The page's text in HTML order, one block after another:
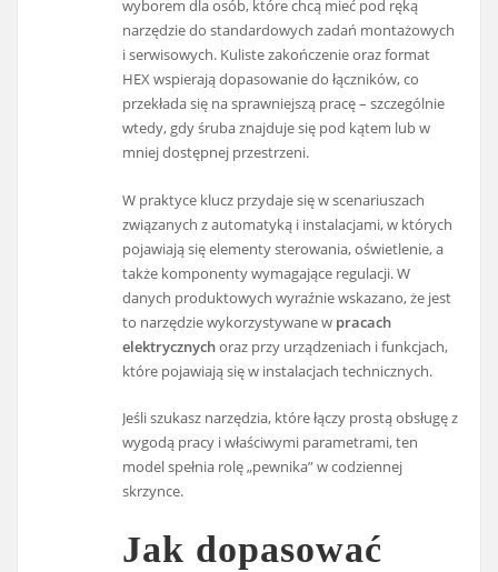
wyborem dla osób, które chcą mieć pod ręką
narzędzie do standardowych zadań montażowych
i serwisowych. Kuliste zakończenie oraz format
HEX wspierają dopasowanie do łączników, co
przekłada się na sprawniejszą pracę – szczególnie
wtedy, gdy śruba znajduje się pod kątem lub w
mniej dostępnej przestrzeni.
W praktyce klucz przydaje się w scenariuszach
związanych z automatyką i instalacjami, w których
pojawiają się elementy sterowania, oświetlenie, a
także komponenty wymagające regulacji. W
danych produktowych wyraźnie wskazano, że jest
to narzędzie wykorzystywane w pracach
elektrycznychoraz przy urządzeniach i funkcjach,
które pojawiają się w instalacjach technicznych.
Jeśli szukasz narzędzia, które łączy prostą obsługę z
wygodą pracy i właściwymi parametrami, ten
model spełnia rolę „pewnika” w codziennej
skrzynce.
Jak dopasować